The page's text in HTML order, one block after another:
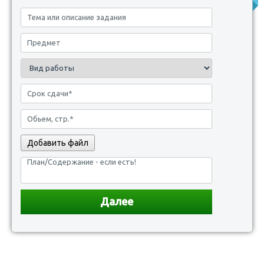
Добавить файл